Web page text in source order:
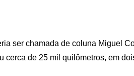
ser chamada de coluna Miguel
de 25 mil quilômetros, em